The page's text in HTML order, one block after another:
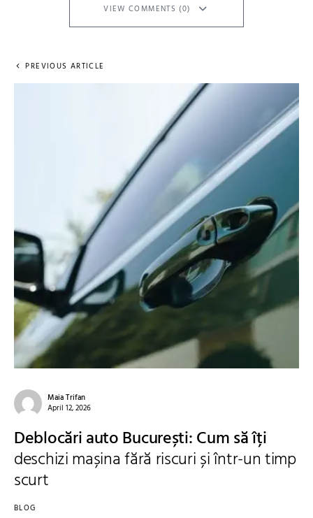
VIEW COMMENTS (0)
PREVIOUS ARTICLE
Maia Trifan
April 12, 2026
Deblocări auto București: Cum să îți
deschizi mașina fără riscuri și într-un timp
scurt
BLOG